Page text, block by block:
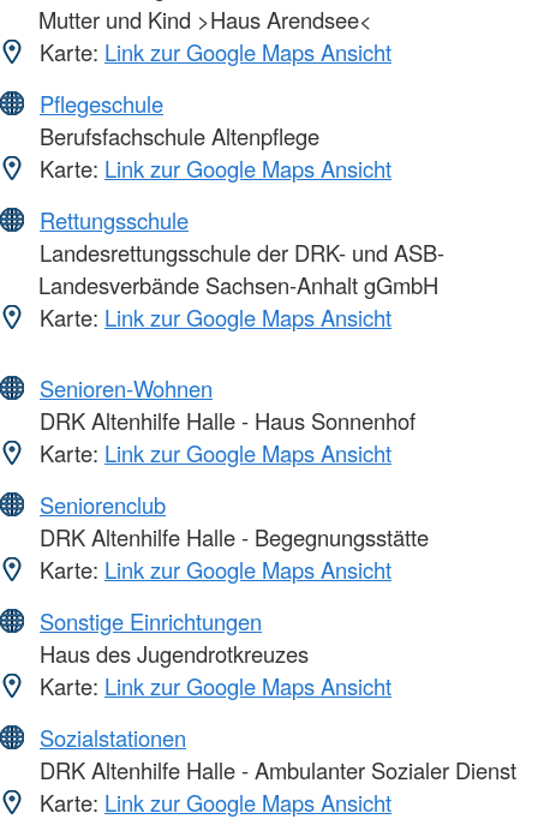
Mutter und Kind >Haus Arendsee<
Karte: Link zur Google Maps Ansicht
Pflegeschule
Berufsfachschule Altenpflege
Karte: Link zur Google Maps Ansicht
Rettungsschule
Landesrettungsschule der DRK- und ASB-
Landesverbände Sachsen-Anhalt gGmbH
Karte: Link zur Google Maps Ansicht
Senioren-Wohnen
DRK Altenhilfe Halle - Haus Sonnenhof
Karte: Link zur Google Maps Ansicht
Seniorenclub
DRK Altenhilfe Halle - Begegnungsstätte
Karte: Link zur Google Maps Ansicht
Sonstige Einrichtungen
Haus des Jugendrotkreuzes
Karte: Link zur Google Maps Ansicht
Sozialstationen
DRK Altenhilfe Halle - Ambulanter Sozialer Dienst
Karte: Link zur Google Maps Ansicht